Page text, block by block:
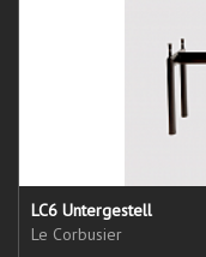
LC6 Untergestell
Le Corbusier